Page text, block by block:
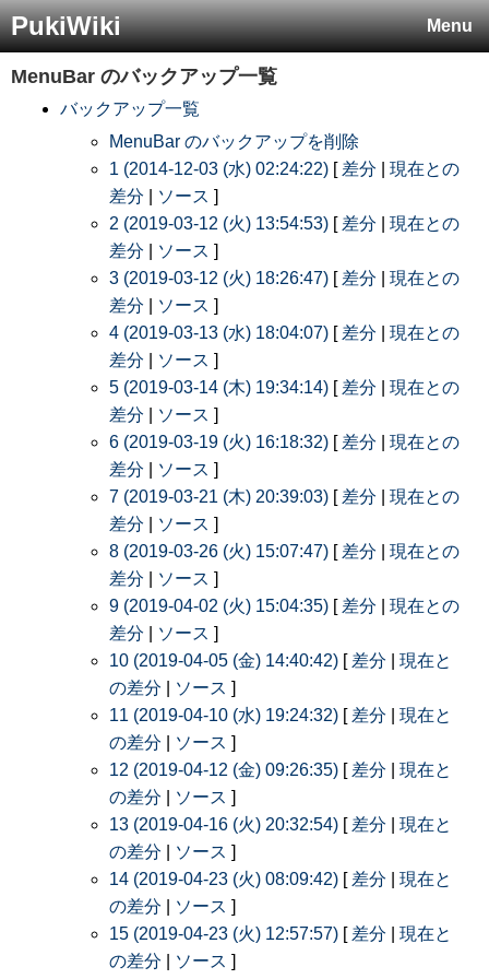
Menu
PukiWiki
MenuBar のバックアップ一覧
バックアップ一覧
MenuBar のバックアップを削除
1 (2014-12-03 (水) 02:24:22) [ 差分
現在との
差分
ソース ]
2 (2019-03-12 (火) 13:54:53) [ 差分
現在との
差分
ソース ]
3 (2019-03-12 (火) 18:26:47) [ 差分
現在との
差分
ソース ]
4 (2019-03-13 (水) 18:04:07) [ 差分
現在との
差分
ソース ]
5 (2019-03-14 (木) 19:34:14) [ 差分
現在との
差分
ソース ]
6 (2019-03-19 (火) 16:18:32) [ 差分
現在との
差分
ソース ]
7 (2019-03-21 (木) 20:39:03) [ 差分
現在との
差分
ソース ]
8 (2019-03-26 (火) 15:07:47) [ 差分
現在との
差分
ソース ]
9 (2019-04-02 (火) 15:04:35) [ 差分
現在との
差分
ソース ]
10 (2019-04-05 (金) 14:40:42) [ 差分
現在と
の差分
ソース ]
11 (2019-04-10 (水) 19:24:32) [ 差分
現在と
の差分
ソース ]
12 (2019-04-12 (金) 09:26:35) [ 差分
現在と
の差分
ソース ]
13 (2019-04-16 (火) 20:32:54) [ 差分
現在と
の差分
ソース ]
14 (2019-04-23 (火) 08:09:42) [ 差分
現在と
の差分
ソース ]
15 (2019-04-23 (火) 12:57:57) [ 差分
現在と
の差分
ソース ]